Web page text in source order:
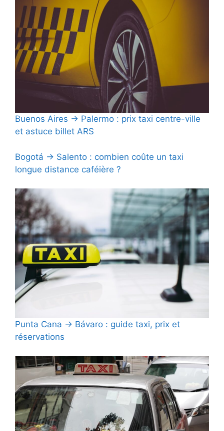
Buenos Aires → Palermo : prix taxi centre-ville
et astuce billet ARS
Bogotá → Salento : combien coûte un taxi
longue distance caféière ?
Punta Cana → Bávaro : guide taxi, prix et
réservations